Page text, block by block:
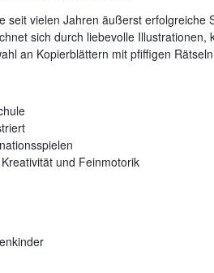
seit vielen Jahren äußerst erfolgreiche
sich durch liebevolle Illustrationen,
an Kopierblättern mit pfiffigen
und Feinmotorik